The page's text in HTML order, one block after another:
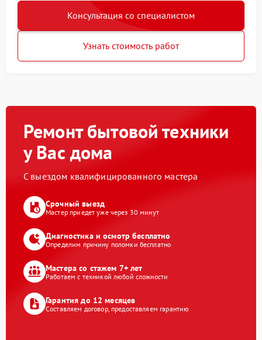
Консультация со специалистом
Узнать стоимость работ
Ремонт бытовой техники
у Вас дома
С выездом квалифицированного мастера
Срочный выезд
Мастер приедет уже через 30 минут
Диагностика и осмотр бесплатно
Определим причину поломки бесплатно
Мастера со стажем 7+ лет
Работаем с техникой любой сложности
Гарантия до 12 месяцев
Составляем договор, предоставляем гарантию